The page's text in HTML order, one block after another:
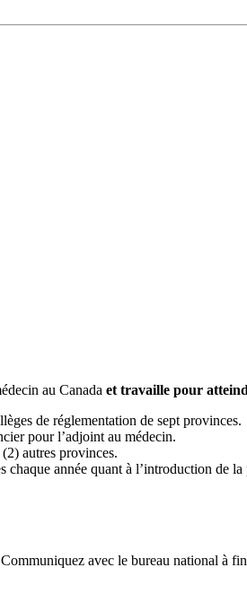
au Canada et travaille pour
de réglementation de sept provinces.
pour l’adjoint au médecin.
autres provinces.
année quant à l’introduction de
avec le bureau national à